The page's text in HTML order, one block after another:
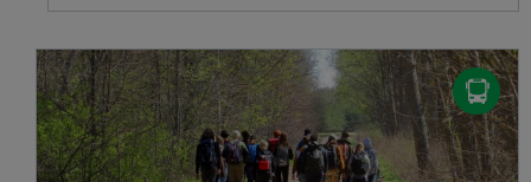
VĪZU ANKETAS
PIEMIŅAS ISTABA